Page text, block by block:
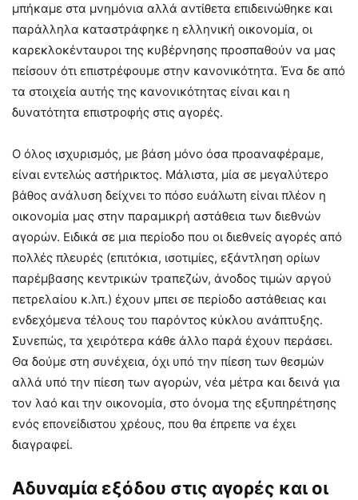
μπήκαμε στα μνημόνια αλλά αντίθετα επιδεινώθηκε και
παράλληλα καταστράφηκε η ελληνική οικονομία, οι
καρεκλοκένταυροι της κυβέρνησης προσπαθούν να μας
πείσουν ότι επιστρέφουμε στην κανονικότητα. Ένα δε από
τα στοιχεία αυτής της κανονικότητας είναι και η
δυνατότητα επιστροφής στις αγορές.
Ο όλος ισχυρισμός, με βάση μόνο όσα προαναφέραμε,
είναι εντελώς αστήρικτος. Μάλιστα, μία σε μεγαλύτερο
βάθος ανάλυση δείχνει το πόσο ευάλωτη είναι πλέον η
οικονομία μας στην παραμικρή αστάθεια των διεθνών
αγορών. Ειδικά σε μια περίοδο που οι διεθνείς αγορές από
πολλές πλευρές (επιτόκια, ισοτιμίες, εξάντληση ορίων
παρέμβασης κεντρικών τραπεζών, άνοδος τιμών αργού
πετρελαίου κ.λπ.) έχουν μπει σε περίοδο αστάθειας και
ενδεχόμενα τέλους του παρόντος κύκλου ανάπτυξης.
Συνεπώς, τα χειρότερα κάθε άλλο παρά έχουν περάσει.
Θα δούμε στη συνέχεια, όχι υπό την πίεση των θεσμών
αλλά υπό την πίεση των αγορών, νέα μέτρα και δεινά για
τον λαό και την οικονομία, στο όνομα της εξυπηρέτησης
ενός επονείδιστου χρέους, που θα έπρεπε να έχει
διαγραφεί.
Αδυναμία εξόδου στις αγορές και οι